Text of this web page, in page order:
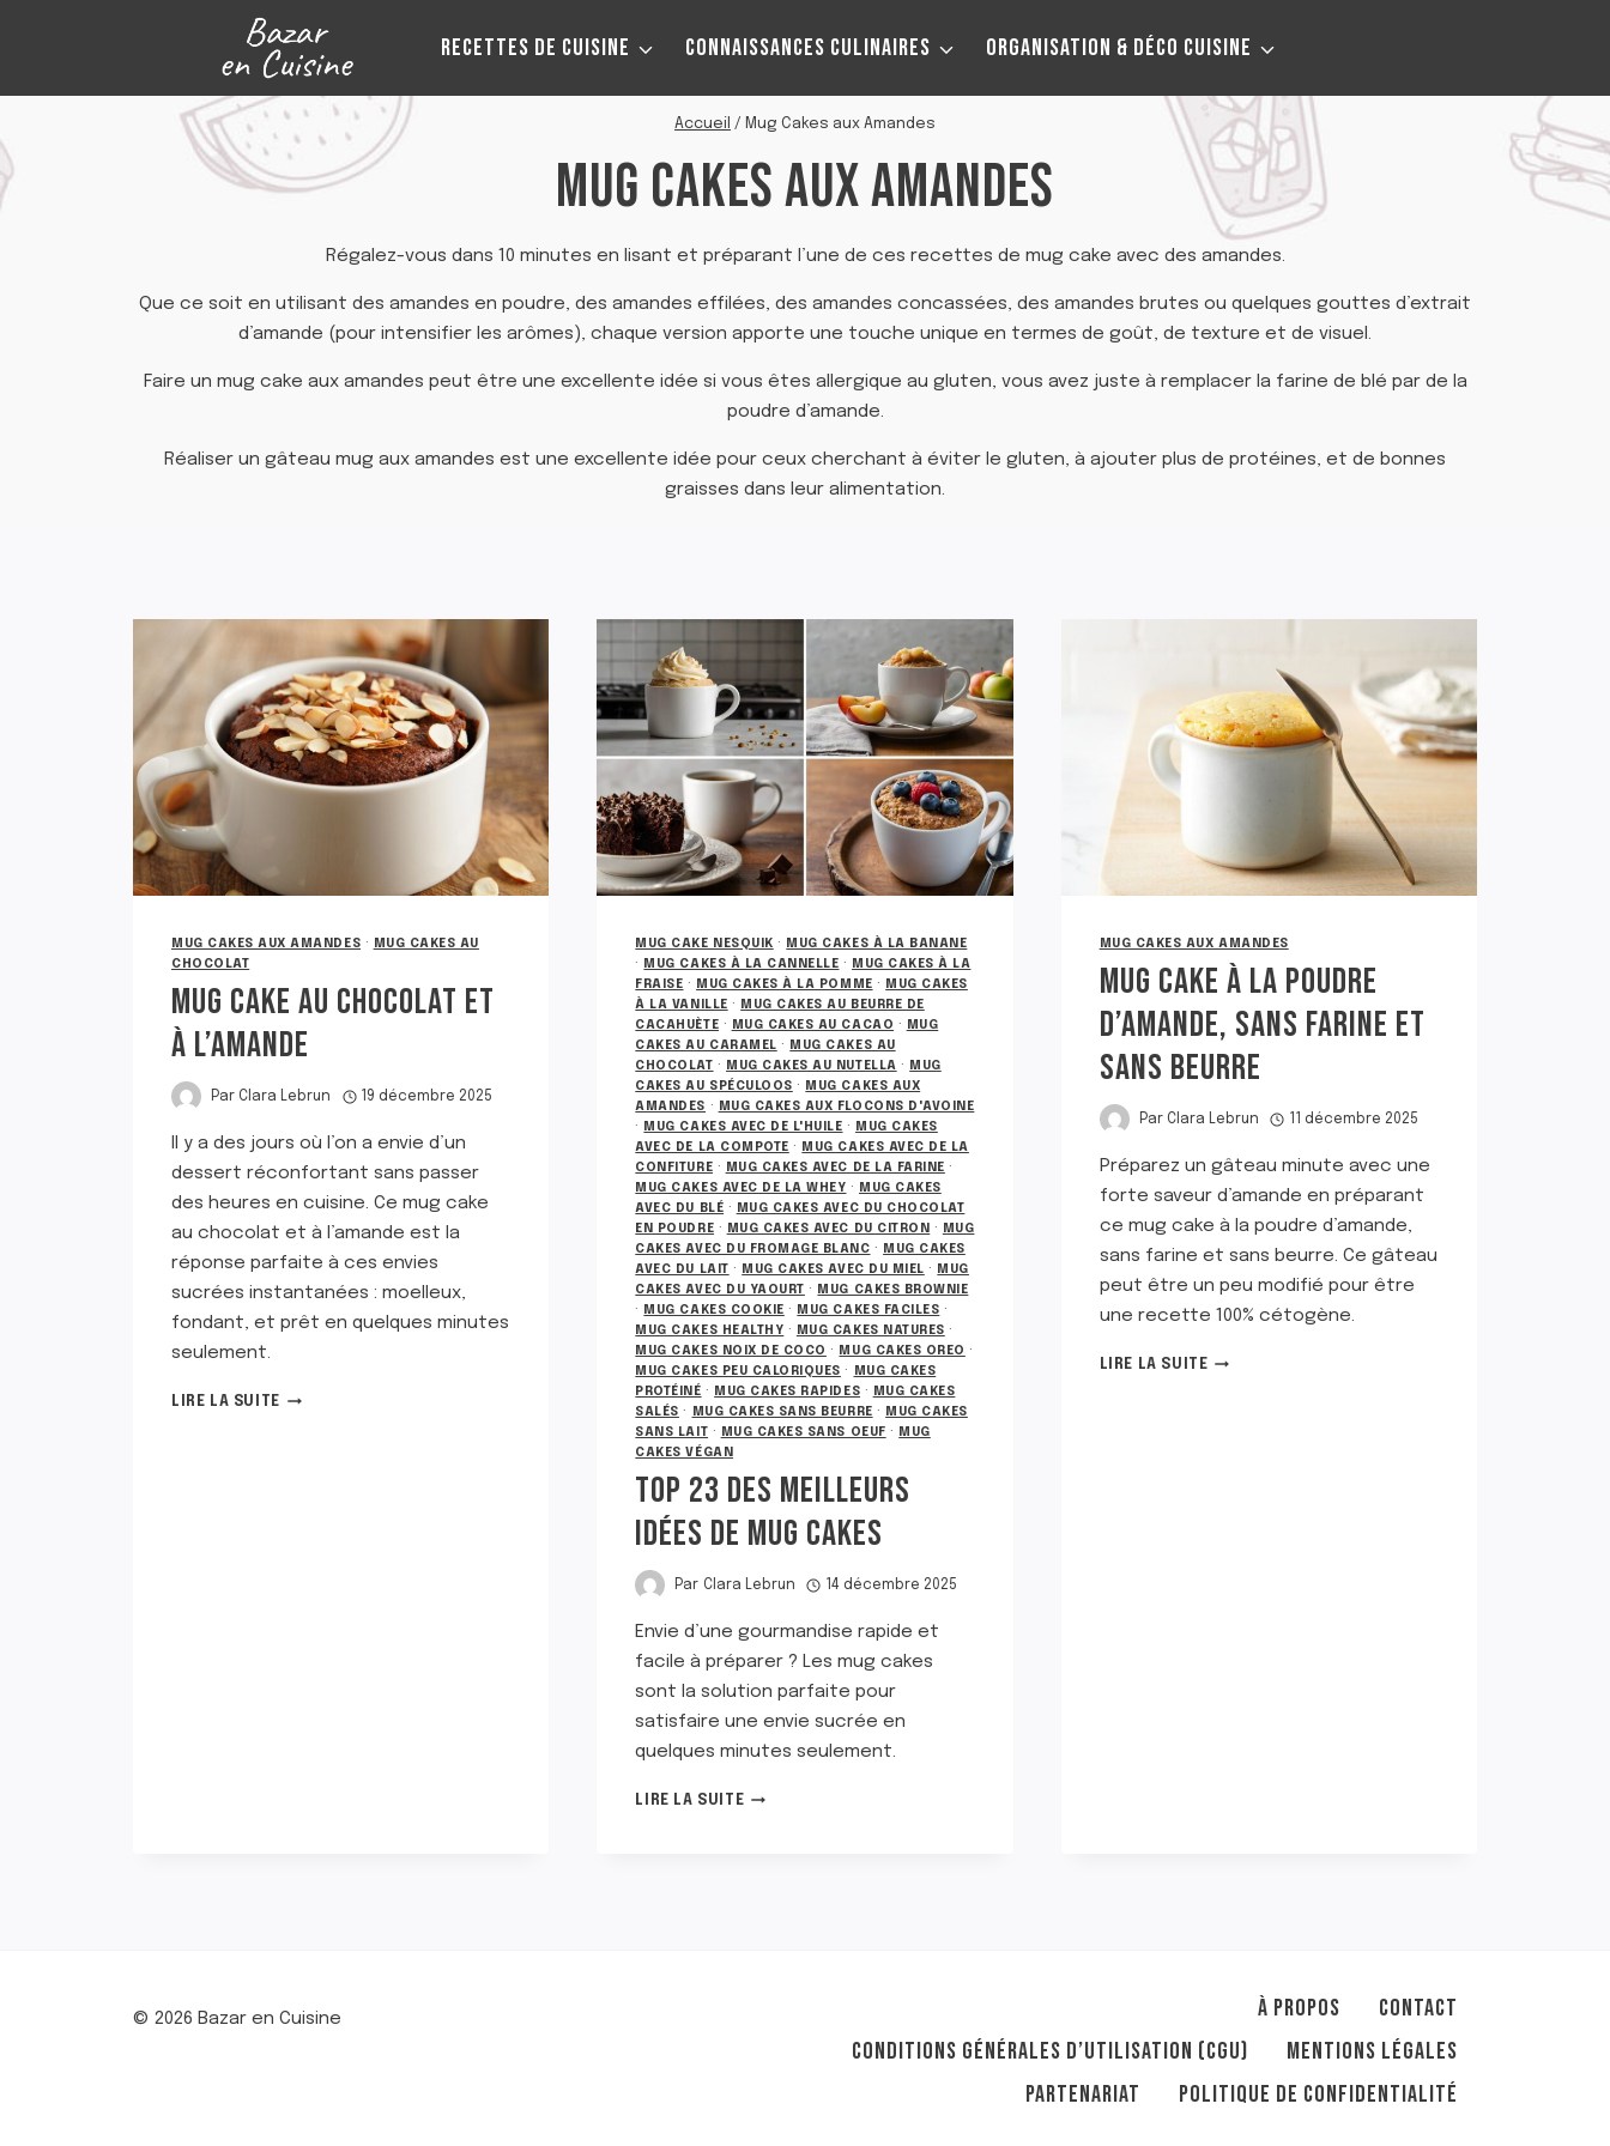
RECETTES DE CUISINE CONNAISSANCES CULINAIRES ORGANISATION & DÉCO CUISINE
Accueil / Mug Cakes aux Amandes
MUG CAKES AUX AMANDES
Régalez-vous dans 10 minutes en lisant et préparant l’une de ces recettes de mug cake avec des amandes.
Que ce soit en utilisant des amandes en poudre, des amandes effilées, des amandes concassées, des amandes brutes ou quelques gouttes d’extrait
d’amande (pour intensifier les arômes), chaque version apporte une touche unique en termes de goût, de texture et de visuel.
Faire un mug cake aux amandes peut être une excellente idée si vous êtes allergique au gluten, vous avez juste à remplacer la farine de blé par de la
poudre d’amande.
Réaliser un gâteau mug aux amandes est une excellente idée pour ceux cherchant à éviter le gluten, à ajouter plus de protéines, et de bonnes
graisses dans leur alimentation.
MUG CAKES AUX AMANDES ·
MUG CAKES AU
CHOCOLAT
MUG CAKE AU CHOCOLAT ET
À L’AMANDE
Par Clara Lebrun 19 décembre 2025
Il y a des jours où l’on a envie d’un
dessert réconfortant sans passer
des heures en cuisine. Ce mug cake
au chocolat et à l’amande est la
réponse parfaite à ces envies
sucrées instantanées : moelleux,
fondant, et prêt en quelques minutes
seulement.
LIRE LA SUITEMUG
MUG CAKE NESQUIK ·
MUG CAKES À LA BANANE
·
MUG CAKES À LA CANNELLE ·
MUG CAKES À LA
FRAISE · MUG CAKES À LA POMME ·
MUG CAKES
À LA VANILLE ·
MUG CAKES AU BEURRE DE
CACAHUÈTE · MUG CAKES AU CACAO ·
MUG
CAKES AU CARAMEL ·
MUG CAKES AU
CHOCOLAT · MUG CAKES AU NUTELLA ·
MUG
CAKES AU SPÉCULOOS ·
MUG CAKES AUX
AMANDES ·
MUG CAKES AUX FLOCONS D'AVOINE
·
MUG CAKES AVEC DE L'HUILE ·
MUG CAKES
AVEC DE LA COMPOTE ·
MUG CAKES AVEC DE LA
CONFITURE · MUG CAKES AVEC DE LA FARINE ·
MUG CAKES AVEC DE LA WHEY ·
MUG CAKES
AVEC DU BLÉ ·
MUG CAKES AVEC DU CHOCOLAT
EN POUDRE · MUG CAKES AVEC DU CITRON ·
MUG
CAKES AVEC DU FROMAGE BLANC ·
MUG CAKES
AVEC DU LAIT · MUG CAKES AVEC DU MIEL ·
MUG
CAKES AVEC DU YAOURT ·
MUG CAKES BROWNIE
·
MUG CAKES COOKIE · MUG CAKES FACILES ·
MUG CAKES HEALTHY · MUG CAKES NATURES ·
MUG CAKES NOIX DE COCO · MUG CAKES OREO ·
MUG CAKES PEU CALORIQUES ·
MUG CAKES
PROTÉINÉ · MUG CAKES RAPIDES ·
MUG CAKES
SALÉS · MUG CAKES SANS BEURRE ·
MUG CAKES
SANS LAIT · MUG CAKES SANS OEUF ·
MUG
CAKES VÉGAN
TOP 23 DES MEILLEURS
IDÉES DE MUG CAKES
Par Clara Lebrun 14 décembre 2025
Envie d’une gourmandise rapide et
facile à préparer ? Les mug cakes
sont la solution parfaite pour
satisfaire une envie sucrée en
quelques minutes seulement.
LIRE LA SUITETOP
MUG CAKES AUX AMANDES
MUG CAKE À LA POUDRE
D’AMANDE, SANS FARINE ET
SANS BEURRE
Par Clara Lebrun 11 décembre 2025
Préparez un gâteau minute avec une
forte saveur d’amande en préparant
ce mug cake à la poudre d’amande,
sans farine et sans beurre. Ce gâteau
peut être un peu modifié pour être
une recette 100% cétogène.
LIRE LA SUITEMUG
© 2026 Bazar en Cuisine À PROPOS
CONTACT
CONDITIONS GÉNÉRALES D’UTILISATION (CGU)
MENTIONS LÉGALES
PARTENARIAT
POLITIQUE DE CONFIDENTIALITÉ